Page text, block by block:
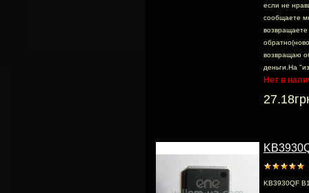
если не
сообщаете
возвращаете
возвращаю
деньги.На
Нет в
KB3930QF